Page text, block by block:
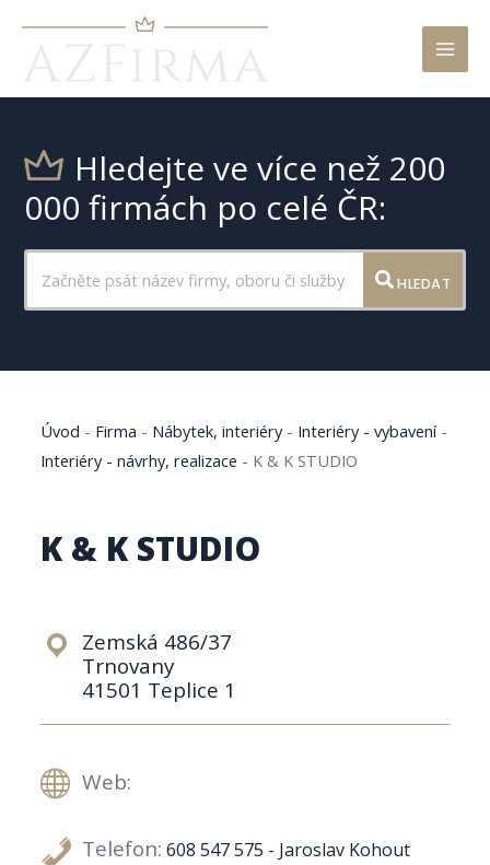
Hledejte ve více než 200
000 firmách po celé ČR:
HLEDAT
Úvod - Firma - Nábytek, interiéry- Interiéry - vybavení-
Interiéry - návrhy, realizace - K & K STUDIO
K & K STUDIO
Zemská 486/37
Trnovany
41501 Teplice 1
Web:
Telefon: 608 547 575 - Jaroslav Kohout